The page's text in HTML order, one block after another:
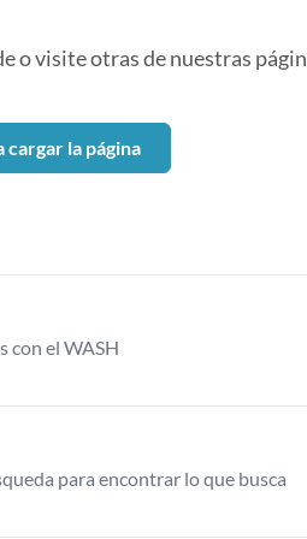
o visite otras de nuestras
cargar la página
con el WASH
para encontrar lo que busca